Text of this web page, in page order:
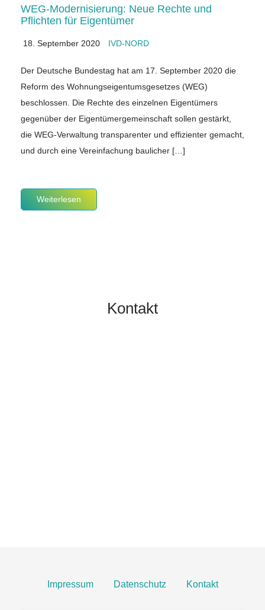
WEG-Modernisierung: Neue Rechte und
Pflichten für Eigentümer
18. September 2020 IVD-NORD
Der Deutsche Bundestag hat am 17. September 2020 die
Reform des Wohnungseigentumsgesetzes (WEG)
beschlossen. Die Rechte des einzelnen Eigentümers
gegenüber der Eigentümergemeinschaft sollen gestärkt,
die WEG-Verwaltung transparenter und effizienter gemacht,
und durch eine Vereinfachung baulicher […]
Weiterlesen
Kontakt
Impressum Datenschutz Kontakt